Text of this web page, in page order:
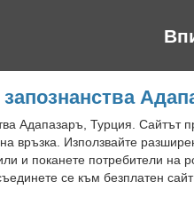
Адапазаръ, Турция. Сайтът
връзка. Използвайте
и поканете потребители
се към безплатен